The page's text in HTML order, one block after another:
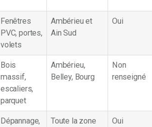
Fenêtres
PVC, portes,
volets
Ambérieu et
Ain Sud
Oui
Bois
massif,
escaliers,
parquet
Ambérieu,
Belley, Bourg
Non
renseigné
Dépannage,
Toute la zone
Oui